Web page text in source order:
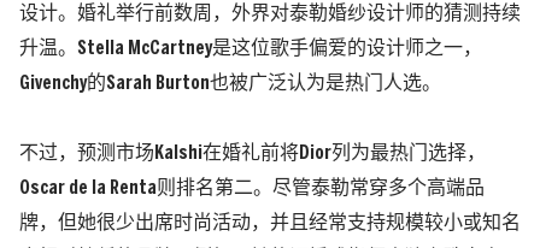
设计。婚礼举行前数周，外界对泰勒婚纱设计师的猜测持续
升温。Stella McCartney是这位歌手偏爱的设计师之一，
Givenchy的Sarah Burton也被广泛认为是热门人选。
不过，预测市场Kalshi在婚礼前将Dior列为最热门选择，
Oscar de la Renta则排名第二。尽管泰勒常穿多个高端品
牌，但她很少出席时尚活动，并且经常支持规模较小或知名